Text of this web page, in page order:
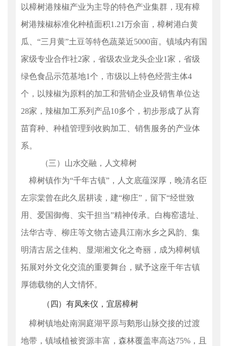
以樟树港辣椒产业为主导的特色产业集群，现有樟
树港辣椒标准化种植面积1.21万余亩，樟树港白黄
瓜、 “三月黄”土豆等特色蔬菜近5000亩。镇域内有国
家级专业合作社2家，省级农业龙头企业1家，省级
绿色食品示范基地1个，市级以上特色经营主体4
个，以辣椒为原料的加工和营销企业及销售单位达
28家，辣椒加工系列产品10多个，初步形成了从育
苗育种、种植管理到收购加工、销售服务的产业体
系。
（三）山水交融，人文樟树
樟树镇作为“千年古镇”，人文底蕴深厚，晚清名臣
左宗棠曾在此久居耕读，建“柳庄”，留下“经世致
用、爱国御侮 、实干担当”精神传承。白梅窑遗址、
法华古寺、柳庄等文物古迹具江南水乡之风韵、集
明清古居之佳构、显湖湘文化之奇丽，成为樟树镇
拓展对外文化交流的重要舞台，赋予这座千年古镇
厚德载物的人文情怀。
（ 四）有凤来仪，宜居樟树
樟树镇地处南洞庭湖平原与鹅形山脉交接的过渡
地带，镇域植被资源丰富，森林覆盖率高达75%，且